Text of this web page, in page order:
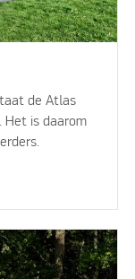
de Atlas
Het is daarom